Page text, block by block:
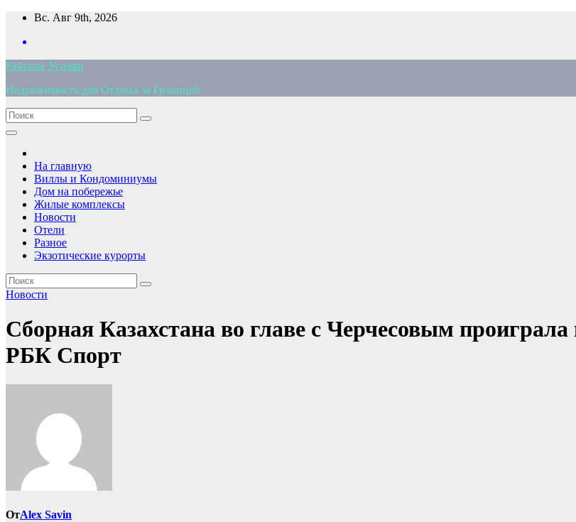
Перейти
содержимому
Вс. Авг 9th, 2026
Райские Уголки
Недвижимость для Отдыха за Границей
На главную
Виллы и Кондоминиумы
Дом на побережье
Жилые комплексы
Новости
Отели
Разное
Экзотические курорты
Новости
Сборная Казахстана во главе с Черчесовым
РБК Спорт
ОтAlex Savin